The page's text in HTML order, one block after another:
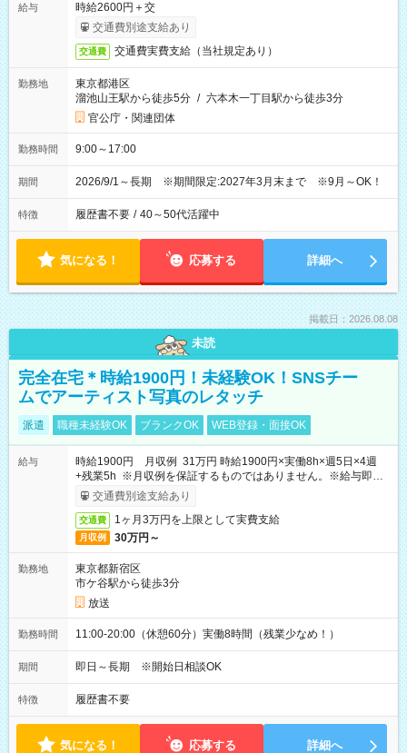
給与
時給2600円＋交
交通費別途支給あり
交通費 交通費実費支給（当社規定あり）
勤務地
東京都港区
溜池山王駅から徒歩5分 / 六本木一丁目駅から徒歩3分
官公庁・関連団体
勤務時間 9:00～17:00
期間 2026/9/1～長期 ※期間限定:2027年3月末まで ※9月～OK！
特徴 履歴書不要 / 40～50代活躍中
気になる！ 応募する 詳細へ
掲載日：2026.08.08
未読
完全在宅＊時給1900円！未経験OK！SNSチー
ムでアーティスト写真のレタッチ
派遣 職種未経験OK ブランクOK WEB登録・面接OK
給与
時給1900円 月収例 31万円 時給1900円×実働8h×週5日×4週
+残業5h ※月収例を保証するものではありません。※給与即受
取りサービス利用可（利用条件有）
交通費別途支給あり
交通費 1ヶ月3万円を上限として実費支給
月収例 30万円～
勤務地
東京都新宿区
市ケ谷駅から徒歩3分
放送
勤務時間 11:00-20:00（休憩60分）実働8時間（残業少なめ！）
期間 即日～長期 ※開始日相談OK
特徴 履歴書不要
気になる！ 応募する 詳細へ